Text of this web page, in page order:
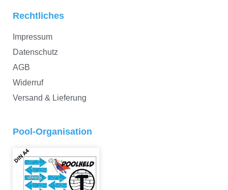
Rechtliches
Impressum
Datenschutz
AGB
Widerruf
Versand & Lieferung
Pool-Organisation